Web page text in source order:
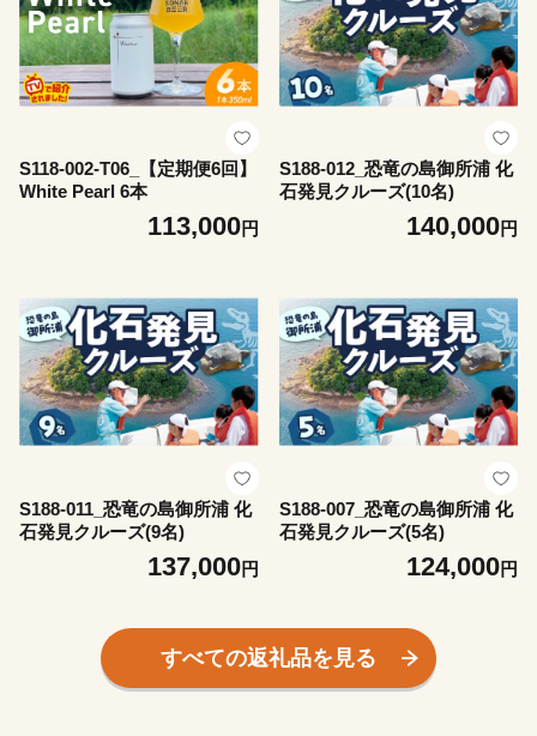
S118-002-T06_【定期便6回】
White Pearl 6本
113,000円
S188-012_恐竜の島御所浦 化
石発見クルーズ(10名)
140,000円
S188-011_恐竜の島御所浦 化
石発見クルーズ(9名)
137,000円
S188-007_恐竜の島御所浦 化
石発見クルーズ(5名)
124,000円
すべての返礼品を見る